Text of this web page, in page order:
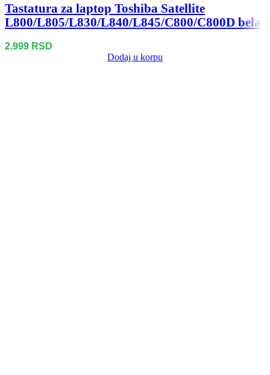
Tastatura za laptop Toshiba Satellite
L800/L805/L830/L840/L845/C800/C800D bela
2.999 RSD
Dodaj u korpu